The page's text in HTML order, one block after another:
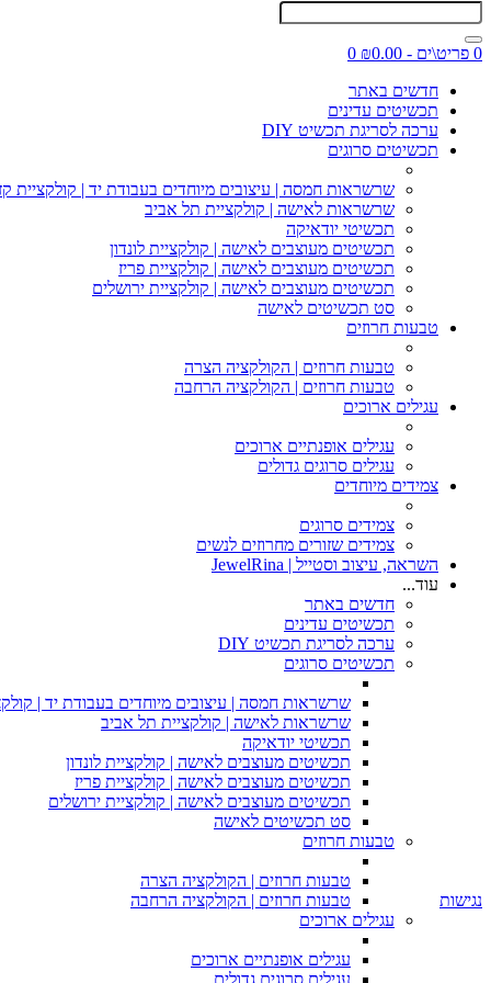
0 פריט\ים - ₪0.00
0
חדשים באתר
תכשיטים עדינים
ערכה לסריגת תכשיט DIY
תכשיטים סרוגים
שרשראות חמסה | עיצובים מיוחדים בעבודת יד | קולקציית
שרשראות לאישה | קולקציית תל אביב
תכשיטי יודאיקה
תכשיטים מעוצבים לאישה | קולקציית לונדון
תכשיטים מעוצבים לאישה | קולקציית פריז
תכשיטים מעוצבים לאישה | קולקציית ירושלים
סט תכשיטים לאישה
טבעות חרוזים
טבעות חרוזים | הקולקציה הצרה
טבעות חרוזים | הקולקציה הרחבה
עגילים ארוכים
עגילים אופנתיים ארוכים
עגילים סרוגים גדולים
צמידים מיוחדים
צמידים סרוגים
צמידים שזורים מחרוזים לנשים
השראה, עיצוב וסטייל | JewelRina
עוד...
חדשים באתר
תכשיטים עדינים
ערכה לסריגת תכשיט DIY
תכשיטים סרוגים
שרשראות חמסה | עיצובים מיוחדים בעבודת יד |
שרשראות לאישה | קולקציית תל אביב
תכשיטי יודאיקה
תכשיטים מעוצבים לאישה | קולקציית לונדון
תכשיטים מעוצבים לאישה | קולקציית פריז
תכשיטים מעוצבים לאישה | קולקציית ירושלים
סט תכשיטים לאישה
טבעות חרוזים
טבעות חרוזים | הקולקציה הצרה
טבעות חרוזים | הקולקציה הרחבה
עגילים ארוכים
עגילים אופנתיים ארוכים
עגילים סרוגים גדולים
נגישות